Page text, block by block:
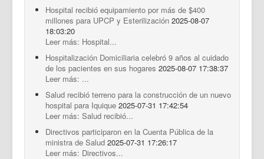
Hospital recibió equipamiento por más de $400
millones para UPCP y Esterilización 2025-08-07
18:03:20
Leer más: Hospital...
Hospitalización Domiciliaria celebró 9 años al cuidado
de los pacientes en sus hogares 2025-08-07 17:38:37
Leer más: ...
Salud recibió terreno para la construcción de un nuevo
hospital para Iquique 2025-07-31 17:42:54
Leer más: Salud recibió...
Directivos participaron en la Cuenta Pública de la
ministra de Salud 2025-07-31 17:26:17
Leer más: Directivos...